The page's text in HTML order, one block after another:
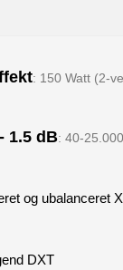
: 150 Watt (2-
1.5 dB: 40-
og ubalanceret
DXT